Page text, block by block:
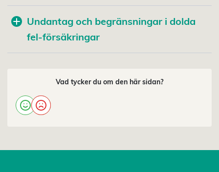
Undantag och begränsningar i dolda
fel-försäkringar
Vad tycker du om den här sidan?